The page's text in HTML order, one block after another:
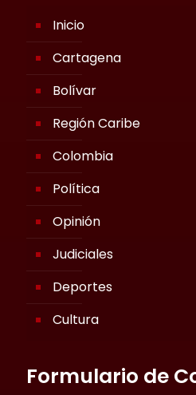
Inicio
Cartagena
Bolívar
Región Caribe
Colombia
Política
Opinión
Judiciales
Deportes
Cultura
Formulario de